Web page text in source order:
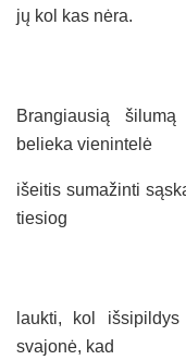
jų kol kas nėra.
Brangiausią
belieka vienintelė
išeitis sumažinti
tiesiog
laukti, kol
svajonė, kad